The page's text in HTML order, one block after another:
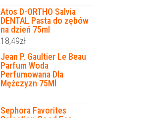
Atos D-ORTHO Salvia
DENTAL Pasta do zębów
na dzień 75ml
18,49zł
Jean P. Gaultier Le Beau
Parfum Woda
Perfumowana Dla
Mężczyzn 75Ml
Sephora Favorites